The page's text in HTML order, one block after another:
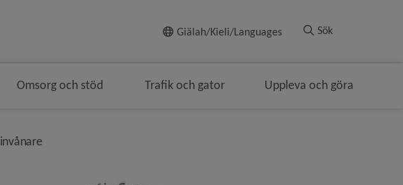
Giälah/Kieli/Languages Sök
Omsorg och stöd Trafik och gator Uppleva och göra
nivå i brödsmulenavigeringen